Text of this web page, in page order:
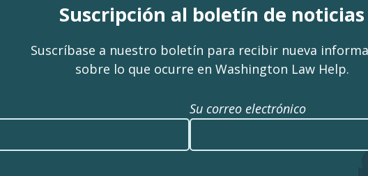
Suscripción al boletín de noticias
Suscríbase a nuestro boletín para recibir nueva
sobre lo que ocurre en Washington Law Help.
Su correo electrónico